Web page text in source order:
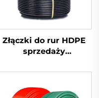
Złączki do rur HDPE
sprzedaży
fabryki, łuk spawany